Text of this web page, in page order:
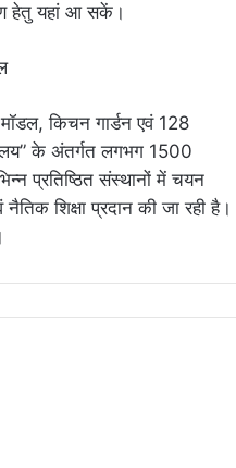
हेतु यहां आ सकें।
मॉडल, किचन गार्डन एवं 128
के अंतर्गत लगभग 1500
प्रतिष्ठित संस्थानों में चयन
शिक्षा प्रदान की जा रही है।